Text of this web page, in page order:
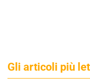
Gli articoli più